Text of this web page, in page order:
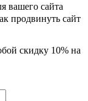
вашего сайта
продвинуть сайт
скидку 10% на